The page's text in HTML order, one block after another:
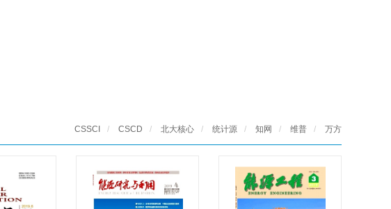
CSSCI / CSCD / 北大核心 / 统计源 / 知网 / 维普 / 万方